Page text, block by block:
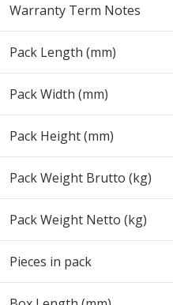
Warranty Term Notes
Pack Length (mm)
Pack Width (mm)
Pack Height (mm)
Pack Weight Brutto (kg)
Pack Weight Netto (kg)
Pieces in pack